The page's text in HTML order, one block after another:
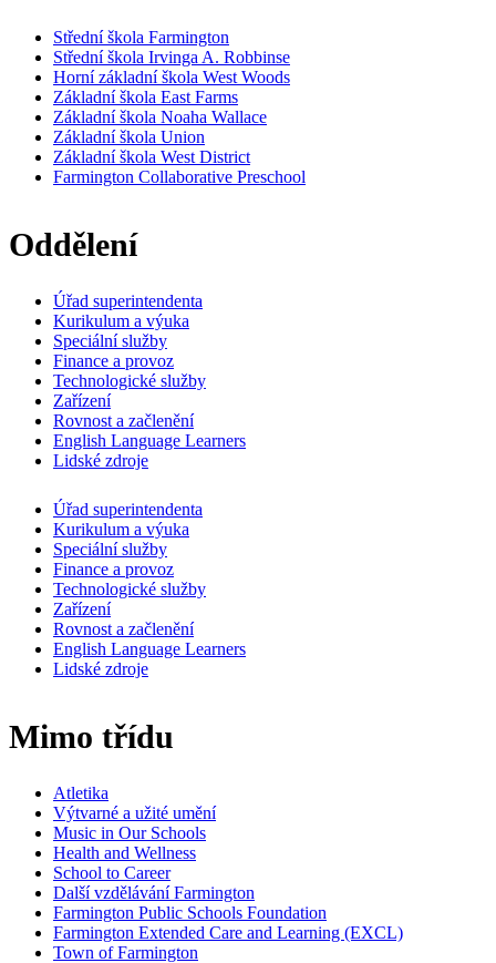
Střední škola Farmington
Střední škola Irvinga A. Robbinse
Horní základní škola West Woods
Základní škola East Farms
Základní škola Noaha Wallace
Základní škola Union
Základní škola West District
Farmington Collaborative Preschool
Oddělení
Úřad superintendenta
Kurikulum a výuka
Speciální služby
Finance a provoz
Technologické služby
Zařízení
Rovnost a začlenění
English Language Learners
Lidské zdroje
Úřad superintendenta
Kurikulum a výuka
Speciální služby
Finance a provoz
Technologické služby
Zařízení
Rovnost a začlenění
English Language Learners
Lidské zdroje
Mimo třídu
Atletika
Výtvarné a užité umění
Music in Our Schools
Health and Wellness
School to Career
Další vzdělávání Farmington
Farmington Public Schools Foundation
Farmington Extended Care and Learning (EXCL)
Town of Farmington